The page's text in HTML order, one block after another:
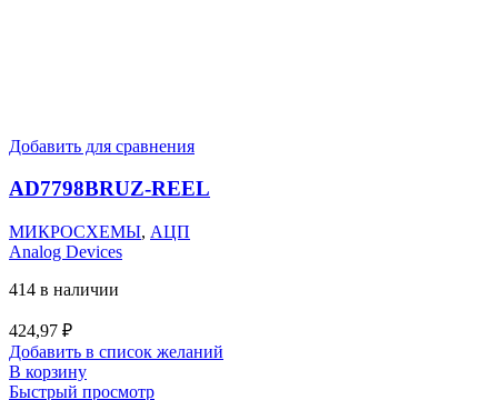
Добавить для сравнения
AD7798BRUZ-REEL
МИКРОСХЕМЫ, АЦП
Analog Devices
414 в наличии
424,97 ₽
Добавить в список желаний
В корзину
Быстрый просмотр